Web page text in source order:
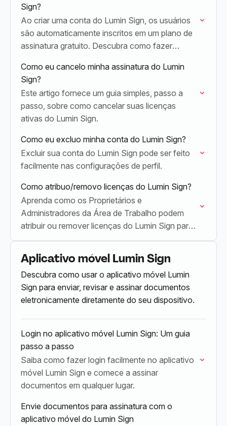
Sign?
Ao criar uma conta do Lumin Sign, os usuários
são automaticamente inscritos em um plano de
assinatura gratuito. Descubra como fazer
descritas neste…
Como eu cancelo minha assinatura do Lumin
Sign?
Este artigo fornece um guia simples, passo a
passo, sobre como cancelar suas licenças
ativas do Lumin Sign.
Como eu excluo minha conta do Lumin Sign?
Excluir sua conta do Lumin Sign pode ser feito
facilmente nas configurações de perfil.
Como atribuo/removo licenças do Lumin Sign?
Aprenda como os Proprietários e
Administradores da Área de Trabalho podem
atribuir ou remover licenças do Lumin Sign para
os Membros da Área de Trabalho.
Aplicativo móvel Lumin Sign
Descubra como usar o aplicativo móvel Lumin
Sign para enviar, revisar e assinar documentos
eletronicamente diretamente do seu dispositivo.
Login no aplicativo móvel Lumin Sign: Um guia
passo a passo
Saiba como fazer login facilmente no aplicativo
móvel Lumin Sign e comece a assinar
documentos em qualquer lugar.
Envie documentos para assinatura com o
aplicativo móvel do Lumin Sign